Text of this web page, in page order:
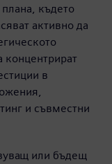
където
активно да
концентрират
в
и съвместни
или бъдещ